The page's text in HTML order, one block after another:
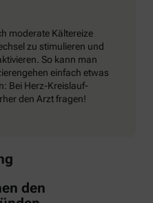
moderate Kältereize
zu stimulieren und
So kann man
einfach etwas
Bei Herz-Kreislauf-
den Arzt fragen!
den